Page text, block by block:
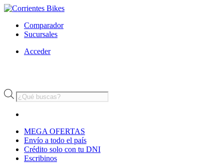
Comparador
Sucursales
Acceder
Búsqueda
de
MEGA OFERTAS
Envío a todo el país
Crédito solo con tu DNI
Escribinos